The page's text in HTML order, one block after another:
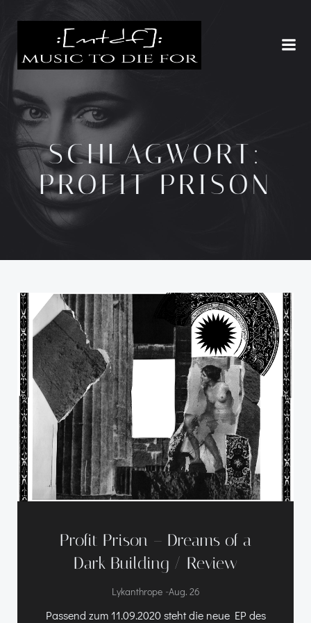
Inhalt
springen
SCHLAGWORT:
PROFIT PRISON
Profit Prison – Dreams of a
Dark Building / Review
Lykanthrope -Aug. 26
Passend zum 11.09.2020 steht die neue EP des